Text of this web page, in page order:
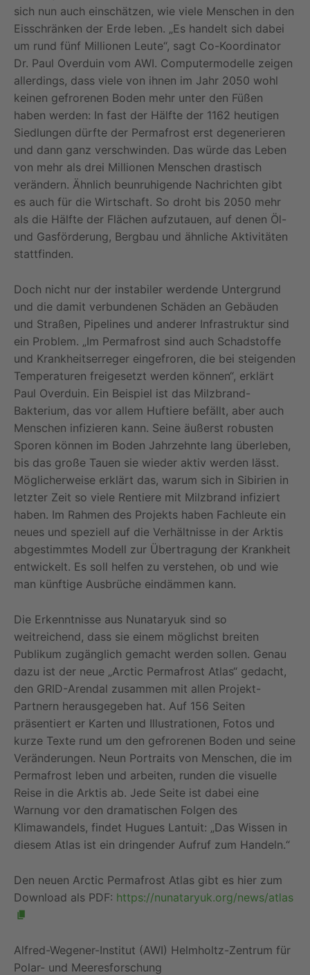
sich nun auch einschätzen, wie viele Menschen in den
Eisschränken der Erde leben. „Es handelt sich dabei
um rund fünf Millionen Leute“, sagt Co-Koordinator
Dr. Paul Overduin vom AWI. Computermodelle zeigen
allerdings, dass viele von ihnen im Jahr 2050 wohl
keinen gefrorenen Boden mehr unter den Füßen
haben werden: In fast der Hälfte der 1162 heutigen
Siedlungen dürfte der Permafrost erst degenerieren
und dann ganz verschwinden. Das würde das Leben
von mehr als drei Millionen Menschen drastisch
verändern. Ähnlich beunruhigende Nachrichten gibt
es auch für die Wirtschaft. So droht bis 2050 mehr
als die Hälfte der Flächen aufzutauen, auf denen Öl-
und Gasförderung, Bergbau und ähnliche Aktivitäten
stattfinden.
Doch nicht nur der instabiler werdende Untergrund
und die damit verbundenen Schäden an Gebäuden
und Straßen, Pipelines und anderer Infrastruktur sind
ein Problem. „Im Permafrost sind auch Schadstoffe
und Krankheitserreger eingefroren, die bei steigenden
Temperaturen freigesetzt werden können“, erklärt
Paul Overduin. Ein Beispiel ist das Milzbrand-
Bakterium, das vor allem Huftiere befällt, aber auch
Menschen infizieren kann. Seine äußerst robusten
Sporen können im Boden Jahrzehnte lang überleben,
bis das große Tauen sie wieder aktiv werden lässt.
Möglicherweise erklärt das, warum sich in Sibirien in
letzter Zeit so viele Rentiere mit Milzbrand infiziert
haben. Im Rahmen des Projekts haben Fachleute ein
neues und speziell auf die Verhältnisse in der Arktis
abgestimmtes Modell zur Übertragung der Krankheit
entwickelt. Es soll helfen zu verstehen, ob und wie
man künftige Ausbrüche eindämmen kann.
Die Erkenntnisse aus Nunataryuk sind so
weitreichend, dass sie einem möglichst breiten
Publikum zugänglich gemacht werden sollen. Genau
dazu ist der neue „Arctic Permafrost Atlas“ gedacht,
den GRID-Arendal zusammen mit allen Projekt-
Partnern herausgegeben hat. Auf 156 Seiten
präsentiert er Karten und Illustrationen, Fotos und
kurze Texte rund um den gefrorenen Boden und seine
Veränderungen. Neun Portraits von Menschen, die im
Permafrost leben und arbeiten, runden die visuelle
Reise in die Arktis ab. Jede Seite ist dabei eine
Warnung vor den dramatischen Folgen des
Klimawandels, findet Hugues Lantuit: „Das Wissen in
diesem Atlas ist ein dringender Aufruf zum Handeln.“
Den neuen Arctic Permafrost Atlas gibt es hier zum
Download als PDF: https://nunataryuk.org/news/atlas
Alfred-Wegener-Institut (AWI) Helmholtz-Zentrum für
Polar- und Meeresforschung